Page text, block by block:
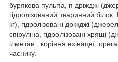
бурякова пульпа, п дріжджі
гідролізований тваринний
кг), гідролізовані дріжджі
спіруліна, гідролізовані хрящі
ілметан , коріння ехінацеї,
часнику.